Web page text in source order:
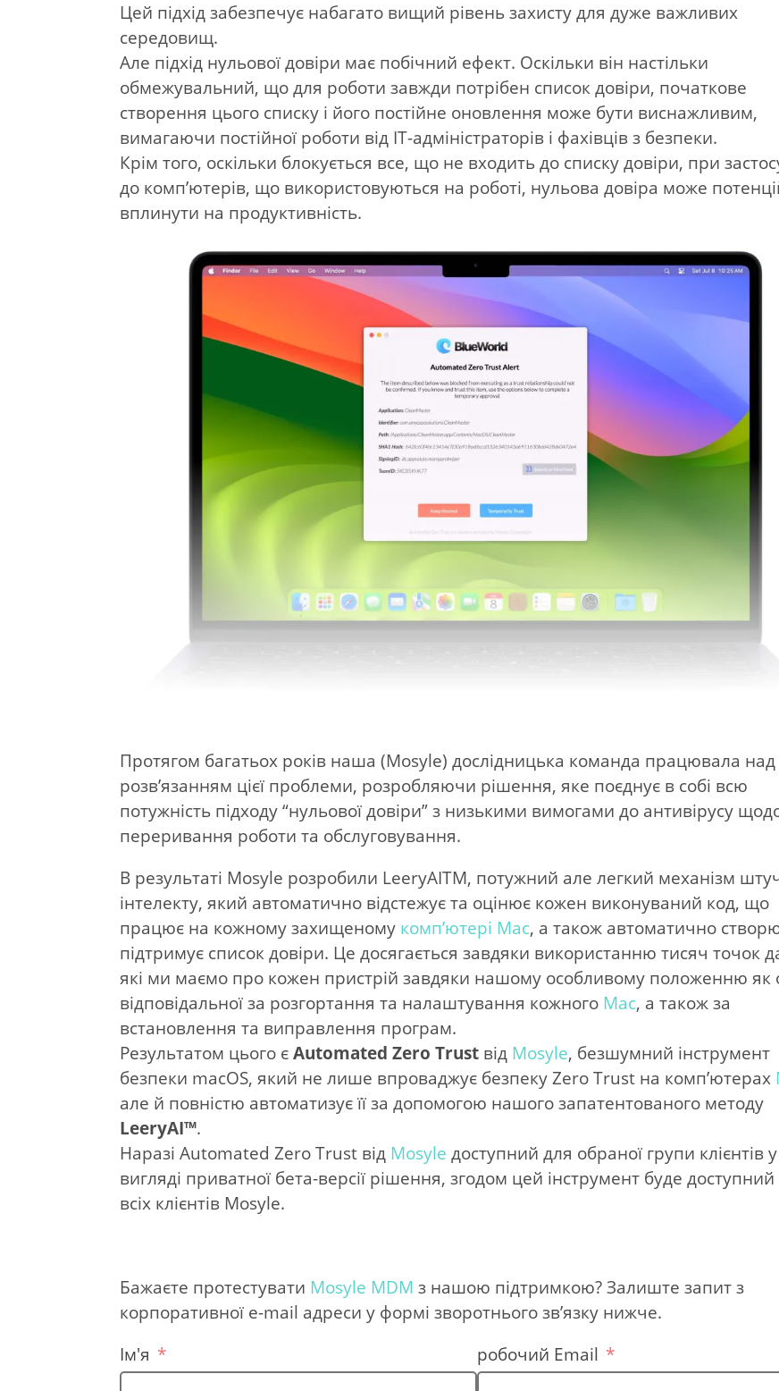
Цей підхід забезпечує набагато вищий рівень захисту для дуже важливих
середовищ.
Але підхід нульової довіри має побічний ефект. Оскільки він настільки
обмежувальний, що для роботи завжди потрібен список довіри, початкове
створення цього списку і його постійне оновлення може бути виснажливим,
вимагаючи постійної роботи від ІТ-адміністраторів і фахівців з безпеки.
Крім того, оскільки блокується все, що не входить до списку довіри, при
до комп’ютерів, що використовуються на роботі, нульова довіра може
вплинути на продуктивність.
Протягом багатьох років наша (Mosyle) дослідницька команда працювала над
розв’язанням цієї проблеми, розробляючи рішення, яке поєднує в собі всю
потужність підходу “нульової довіри” з низькими вимогами до антивірусу
переривання роботи та обслуговування.
В результаті Mosyle розробили LeeryAITM, потужний але легкий механізм
інтелекту, який автоматично відстежує та оцінює кожен виконуваний код, що
працює на кожному захищеному комп’ютері Mac, а також автоматично
підтримує список довіри. Це досягається завдяки використанню тисяч точок
які ми маємо про кожен пристрій завдяки нашому особливому положенню як
відповідальної за розгортання та налаштування кожного Mac, а також за
встановлення та виправлення програм.
Результатом цього єAutomated Zero Trust від Mosyle, безшумний інструмент
безпеки macOS, який не лише впроваджує безпеку Zero Trust на комп’ютерах
але й повністю автоматизує її за допомогою нашого запатентованого методу
LeeryAI™.
Наразі Automated Zero Trust від Mosyle доступний для обраної групи клієнтів у
вигляді приватної бета-версії рішення, згодом цей інструмент буде доступний
всіх клієнтів Mosyle.
Бажаєте протестувати Mosyle MDM з нашою підтримкою? Залиште запит з
корпоративної e-mail адреси у формі зворотнього зв’язку нижче.
Ім'я
робочий Email